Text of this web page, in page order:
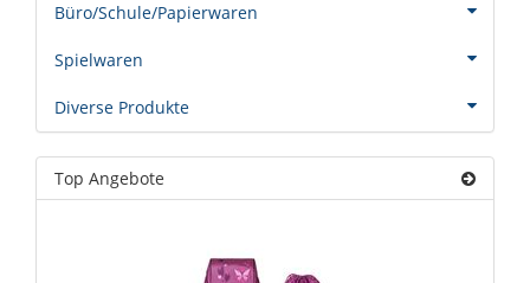
Büro/Schule/Papierwaren
Spielwaren
Diverse Produkte
Top Angebote